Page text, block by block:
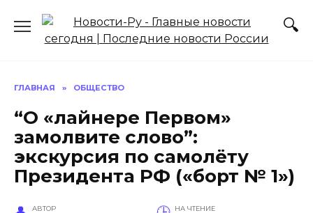
содержанию
ГЛАВНАЯ » ОБЩЕСТВО
“О «лайнере Первом»
замолвите слово”:
экскурсия по самолёту
Президента РФ («борт № 1»)
АВТОР НА ЧТЕНИЕ